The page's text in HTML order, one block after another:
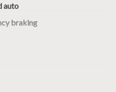
auto
braking